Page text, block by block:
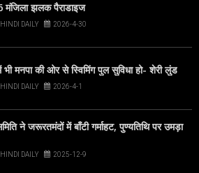
मंजिला झलक पैराडाइज
HINDI DAILY 2026-4-30
मनपा की ओर से स्विमिंग पुल सुविधा हो- शेरी लुंड
HINDI DAILY 2026-4-1
ने जरूरतमंदों में बाँटी गर्माहट, पुण्यतिथि पर उमड़ा
HINDI DAILY 2025-12-9